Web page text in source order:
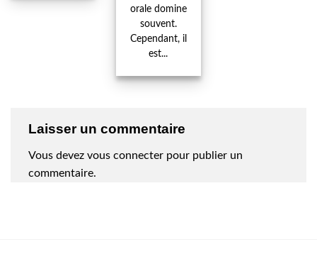
orale domine
souvent.
Cependant, il
est...
Laisser un commentaire
Vous devez vous connecter pour publier un
commentaire.